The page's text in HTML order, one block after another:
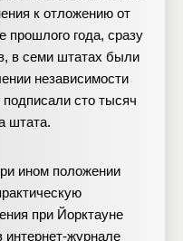
к отложению от
года, сразу
в семи штатах были
независимости
сто тысяч
штата.
ином положении
при Йорктауне
журнале